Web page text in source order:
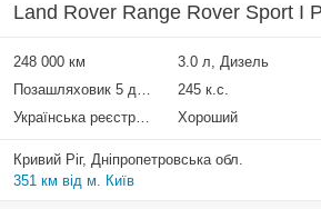
Land Rover Range Rover Sport I
248 000 км 3.0 л, Дизель
Позашляховик 5 дверей
245 к.с.
Українська реєстрація
Хороший
Кривий Ріг, Дніпропетровська обл.
351 км від м. Київ